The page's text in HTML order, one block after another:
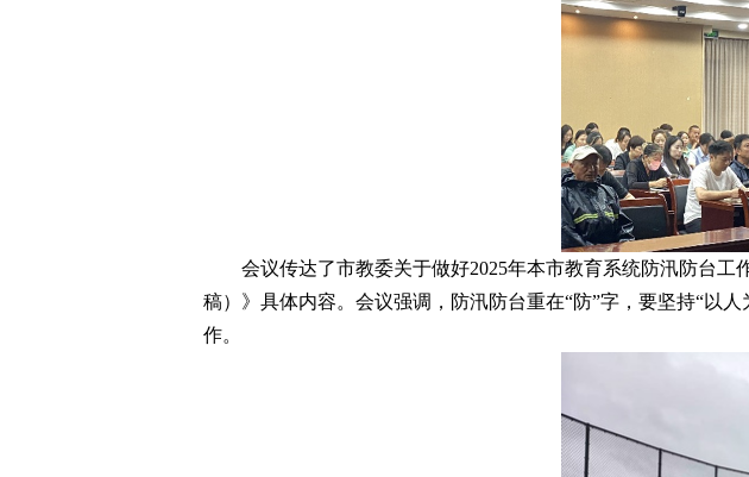
会议传达了市教委关于做好2025年本市教育系统防汛防台
稿）》具体内容。会议强调，防汛防台重在“防”字，要坚持“以
作。